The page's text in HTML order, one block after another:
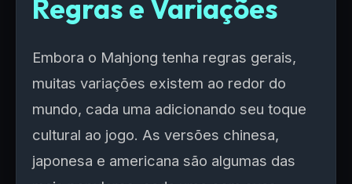
Regras e Variações
Embora o Mahjong tenha regras gerais,
muitas variações existem ao redor do
mundo, cada uma adicionando seu toque
cultural ao jogo. As versões chinesa,
japonesa e americana são algumas das